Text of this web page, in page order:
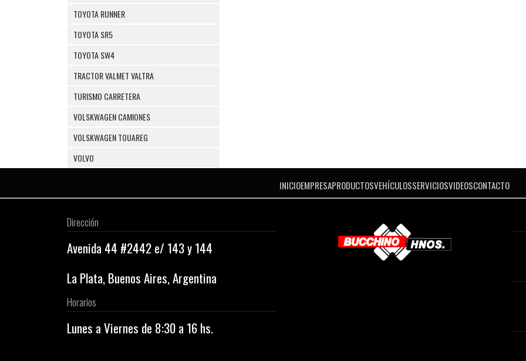
TOYOTA RUNNER
TOYOTA SR5
TOYOTA SW4
TRACTOR VALMET VALTRA
TURISMO CARRETERA
VOLSKWAGEN CAMIONES
VOLSKWAGEN TOUAREG
VOLVO
INICIOEMPRESAPRODUCTOSVEHÍCULOSSERVICIOSVIDEOSCONTACTO
Dirección
Avenida 44 #2442 e/ 143 y 144
La Plata, Buenos Aires, Argentina
Horarios
Lunes a Viernes de 8:30 a 16 hs.